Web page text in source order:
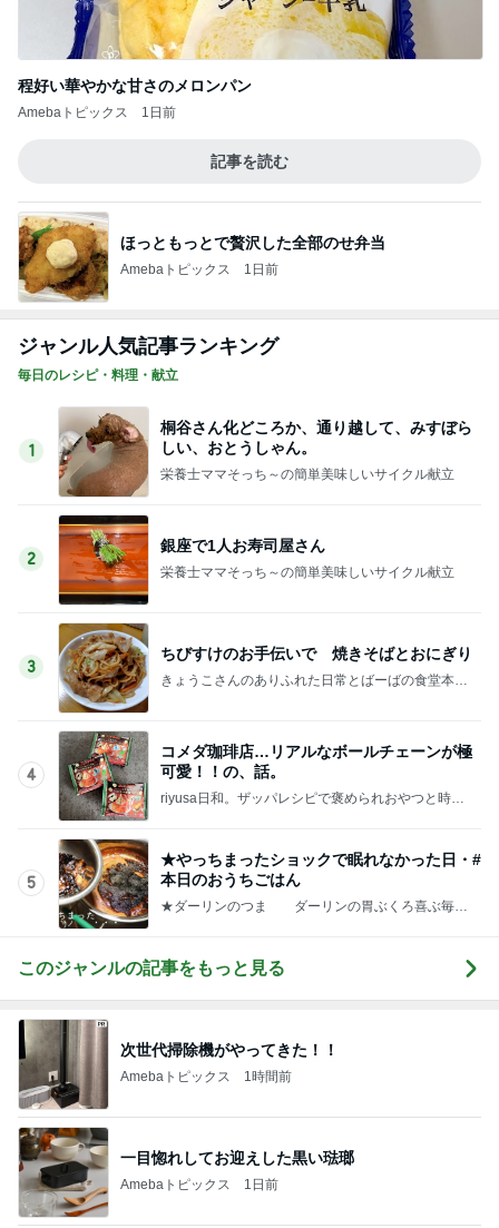
程好い華やかな甘さのメロンパン
Amebaトピックス 1日前
記事を読む
ほっともっとで贅沢した全部のせ弁当
Amebaトピックス 1日前
ジャンル人気記事ランキング
毎日のレシピ・料理・献立
1
桐谷さん化どころか、通り越して、みすぼら
しい、おとうしゃん。
栄養士ママそっち～の簡単美味しいサイクル献立
2
銀座で1人お寿司屋さん
栄養士ママそっち～の簡単美味しいサイクル献立
3
ちびすけのお手伝いで 焼きそばとおにぎり
きょうこさんのありふれた日常とばーばの食堂本日
4
コメダ珈琲店…リアルなボールチェーンが極
可愛！！の、話。
riyusa日和。ザッパレシピで褒められおやつと時々
5
★やっちまったショックで眠れなかった日・#
本日のおうちごはん
★ダーリンのつま ダーリンの胃ぶくろ喜ぶ毎日
このジャンルの記事をもっと見る
次世代掃除機がやってきた！！
Amebaトピックス 1時間前
一目惚れしてお迎えした黒い琺瑯
Amebaトピックス 1日前